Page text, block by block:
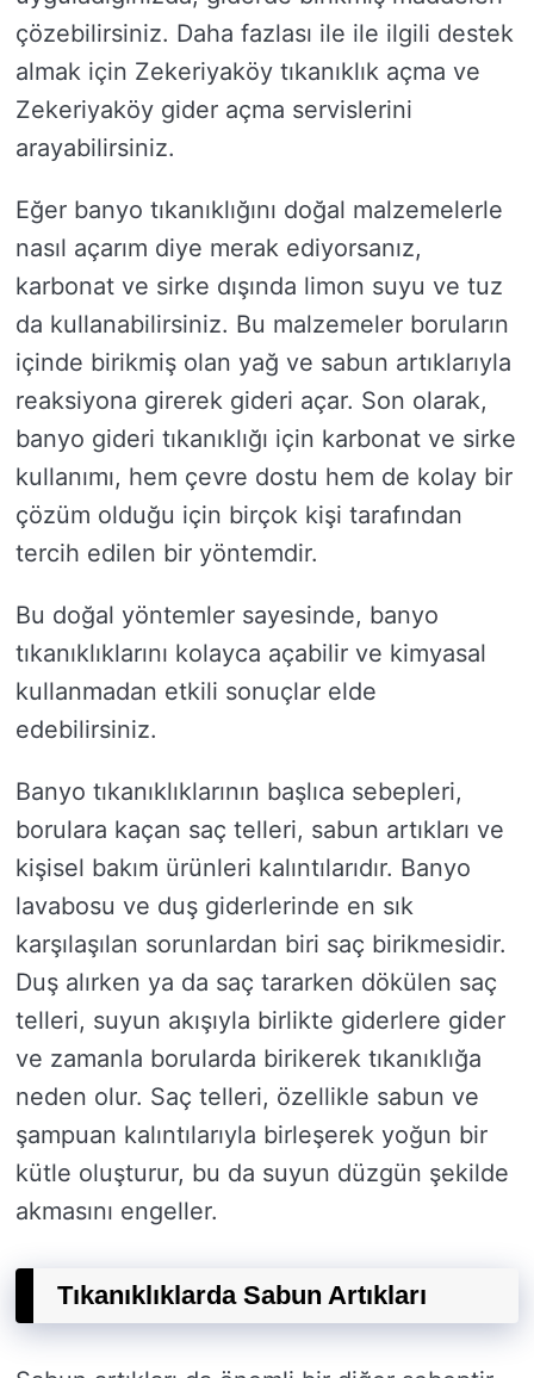
çözebilirsiniz. Daha fazlası ile ile ilgili destek
almak için Zekeriyaköy tıkanıklık açma ve
Zekeriyaköy gider açma servislerini
arayabilirsiniz.
Eğer banyo tıkanıklığını doğal malzemelerle
nasıl açarım diye merak ediyorsanız,
karbonat ve sirke dışında limon suyu ve tuz
da kullanabilirsiniz. Bu malzemeler boruların
içinde birikmiş olan yağ ve sabun artıklarıyla
reaksiyona girerek gideri açar. Son olarak,
banyo gideri tıkanıklığı için karbonat ve sirke
kullanımı, hem çevre dostu hem de kolay bir
çözüm olduğu için birçok kişi tarafından
tercih edilen bir yöntemdir.
Bu doğal yöntemler sayesinde, banyo
tıkanıklıklarını kolayca açabilir ve kimyasal
kullanmadan etkili sonuçlar elde
edebilirsiniz.
Banyo tıkanıklıklarının başlıca sebepleri,
borulara kaçan saç telleri, sabun artıkları ve
kişisel bakım ürünleri kalıntılarıdır. Banyo
lavabosu ve duş giderlerinde en sık
karşılaşılan sorunlardan biri saç birikmesidir.
Duş alırken ya da saç tararken dökülen saç
telleri, suyun akışıyla birlikte giderlere gider
ve zamanla borularda birikerek tıkanıklığa
neden olur. Saç telleri, özellikle sabun ve
şampuan kalıntılarıyla birleşerek yoğun bir
kütle oluşturur, bu da suyun düzgün şekilde
akmasını engeller.
Tıkanıklıklarda Sabun Artıkları